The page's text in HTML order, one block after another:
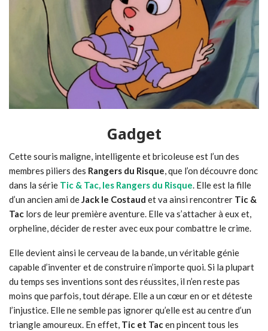
Gadget
Cette souris maligne, intelligente et bricoleuse est l’un des
membres piliers des Rangers du Risque, que l’on découvre donc
dans la série Tic & Tac, les Rangers du Risque. Elle est la fille
d’un ancien ami deJack le Costaud et va ainsi rencontrer Tic &
Tac lors de leur première aventure. Elle va s’attacher à eux et,
orpheline, décider de rester avec eux pour combattre le crime.
Elle devient ainsi le cerveau de la bande, un véritable génie
capable d’inventer et de construire n’importe quoi. Si la plupart
du temps ses inventions sont des réussites, il n’en reste pas
moins que parfois, tout dérape. Elle a un cœur en or et déteste
l’injustice. Elle ne semble pas ignorer qu’elle est au centre d’un
triangle amoureux. En effet, Tic et Tacen pincent tous les